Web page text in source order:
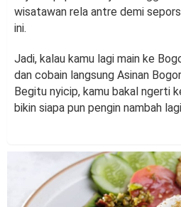
wisatawan rela antre demi
ini.
Jadi, kalau kamu lagi main ke
dan cobain langsung Asinan
Begitu nyicip, kamu bakal ngerti
bikin siapa pun pengin nambah